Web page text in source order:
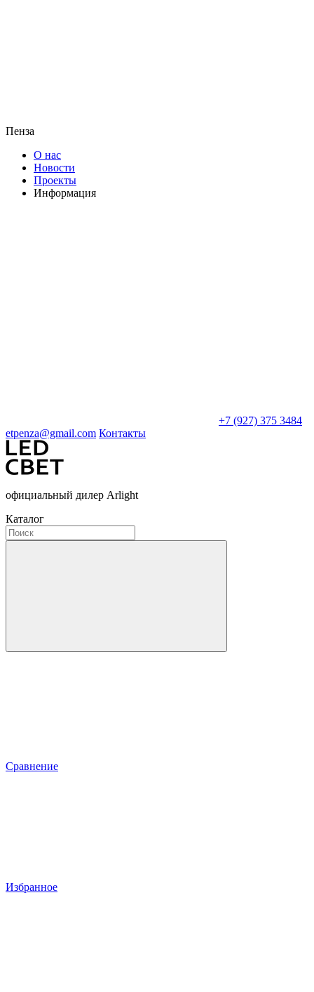
Пенза
О нас
Новости
Проекты
Информация
+7 (927) 375 3484
etpenza@gmail.com Контакты
официальный дилер Arlight
Каталог
Сравнение
Избранное